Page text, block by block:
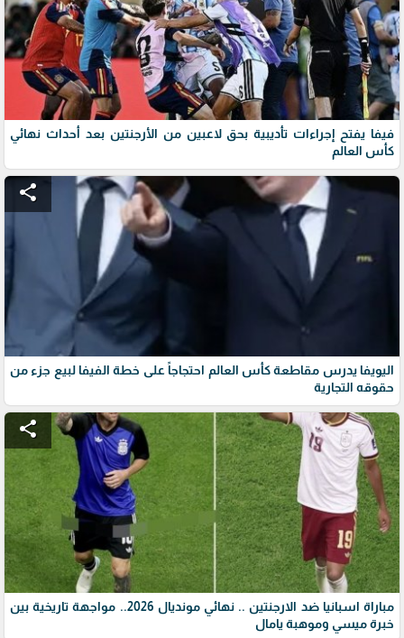
فيفا يفتح إجراءات تأديبية بحق لاعبين من الأرجنتين بعد أحداث نهائي
كأس العالم
share
اليويفا يدرس مقاطعة كأس العالم احتجاجاً على خطة الفيفا لبيع جزء من
حقوقه التجارية
share
مباراة اسبانيا ضد الارجنتين .. نهائي مونديال 2026.. مواجهة تاريخية بين
خبرة ميسي وموهبة يامال